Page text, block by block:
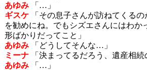
あゆみ「…」
ギスケ「その息子さんが訪ねてくるの
を勧めにね。でもシズエさんにはわか
形ばかりだってこと」
あゆみ「どうしてそんな…」
ミーナ「決まってるだろう、遺産相続
あゆみ「…」